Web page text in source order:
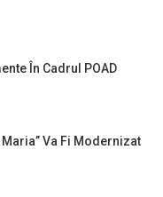
În Cadrul POAD
Va Fi Modernizat